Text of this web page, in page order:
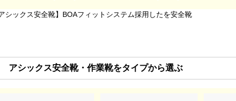
シックス安全靴】BOAフィットシステム採用したを安全靴
アシックス安全靴・作業靴をタイプから選ぶ